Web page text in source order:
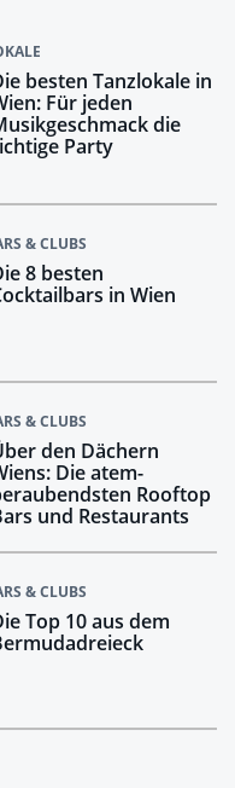
besten Tanzlokale in
Für jeden
die
Party
& CLUBS
8 besten
in Wien
& CLUBS
den Dächern
Die atem­
Rooftop
und Restaurants
& CLUBS
Top 10 aus dem